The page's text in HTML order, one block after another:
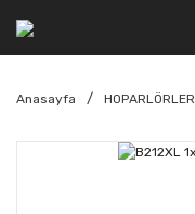
Anasayfa HOPARLÖRLER